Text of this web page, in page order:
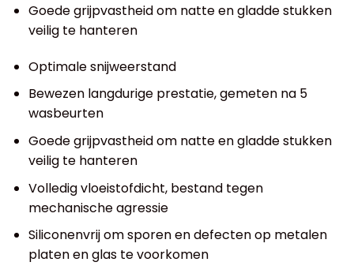
Goede grijpvastheid om natte en gladde stukken
veilig te hanteren
Optimale snijweerstand
Bewezen langdurige prestatie, gemeten na 5
wasbeurten
Goede grijpvastheid om natte en gladde stukken
veilig te hanteren
Volledig vloeistofdicht, bestand tegen
mechanische agressie
Siliconenvrij om sporen en defecten op metalen
platen en glas te voorkomen